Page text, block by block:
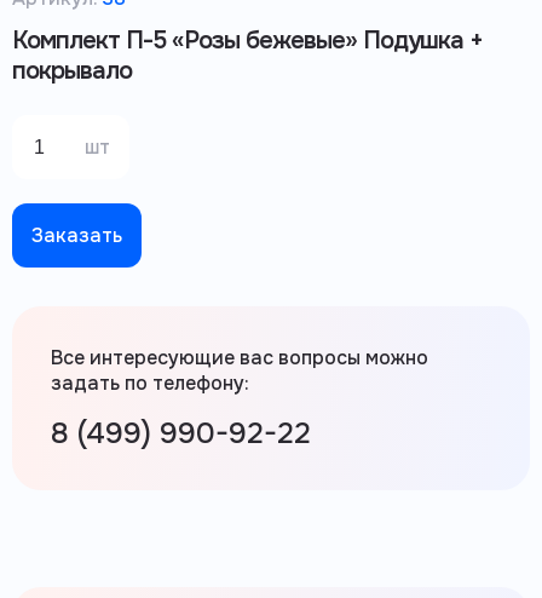
Комплект П-5 «Розы бежевые» Подушка +
покрывало
шт
Заказать
Все интересующие вас вопросы можно
задать по телефону:
8 (499) 990-92-22